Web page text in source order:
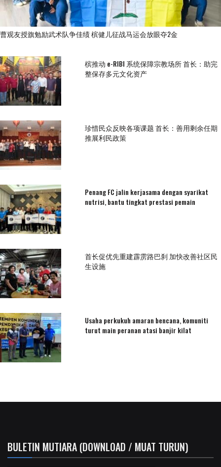
曹观友授旗勉励武术队争佳绩 槟健儿征战马运会放眼夺2金
槟推动 e-RIBI 系统保障宗教场所 首长：助完
整保存多元文化资产
珍惜民众反映各项课题 首长：善用剩余任期
推展利民政策
Penang FC jalin kerjasama dengan syarikat
nutrisi, bantu tingkat prestasi pemain
首长促优先重建霹雳路巴刹 加快改善社区民
生设施
Usaha perkukuh amaran bencana, komuniti
turut main peranan atasi banjir kilat
BULETIN MUTIARA (DOWNLOAD / MUAT TURUN)